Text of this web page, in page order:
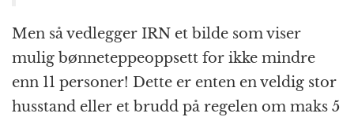
Men så vedlegger IRN et bilde som viser
mulig bønneteppeoppsett for ikke mindre
enn 11 personer! Dette er enten en veldig stor
husstand eller et brudd på regelen om maks 5